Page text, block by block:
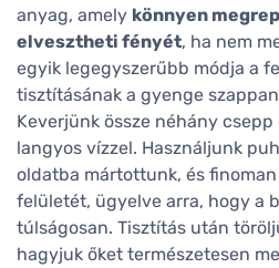
anyag, amely könnyen
elvesztheti fényét, ha nem
egyik legegyszerűbb módja a
tisztításának a gyenge
Keverjünk össze néhány
langyos vízzel. Használjunk
oldatba mártottunk, és
felületét, ügyelve arra, hogy a
túlságosan. Tisztítás után
hagyjuk őket természetesen